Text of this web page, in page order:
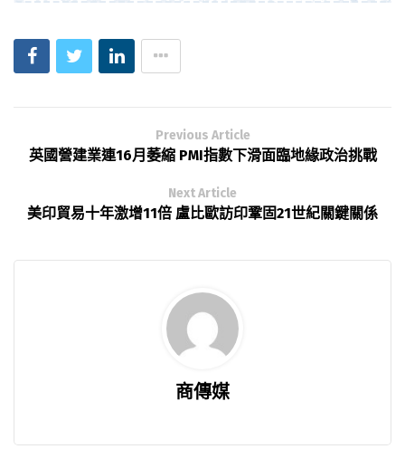
Previous Article
英國營建業連16月萎縮 PMI指數下滑面臨地緣政治挑戰
Next Article
美印貿易十年激增11倍 盧比歐訪印鞏固21世紀關鍵關係
商傳媒